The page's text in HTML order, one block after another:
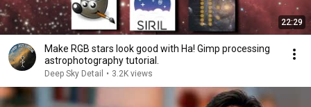
22:29
Make RGB stars look good with Ha! Gimp processing
astrophotography tutorial.
Deep Sky Detail • 3.2K views